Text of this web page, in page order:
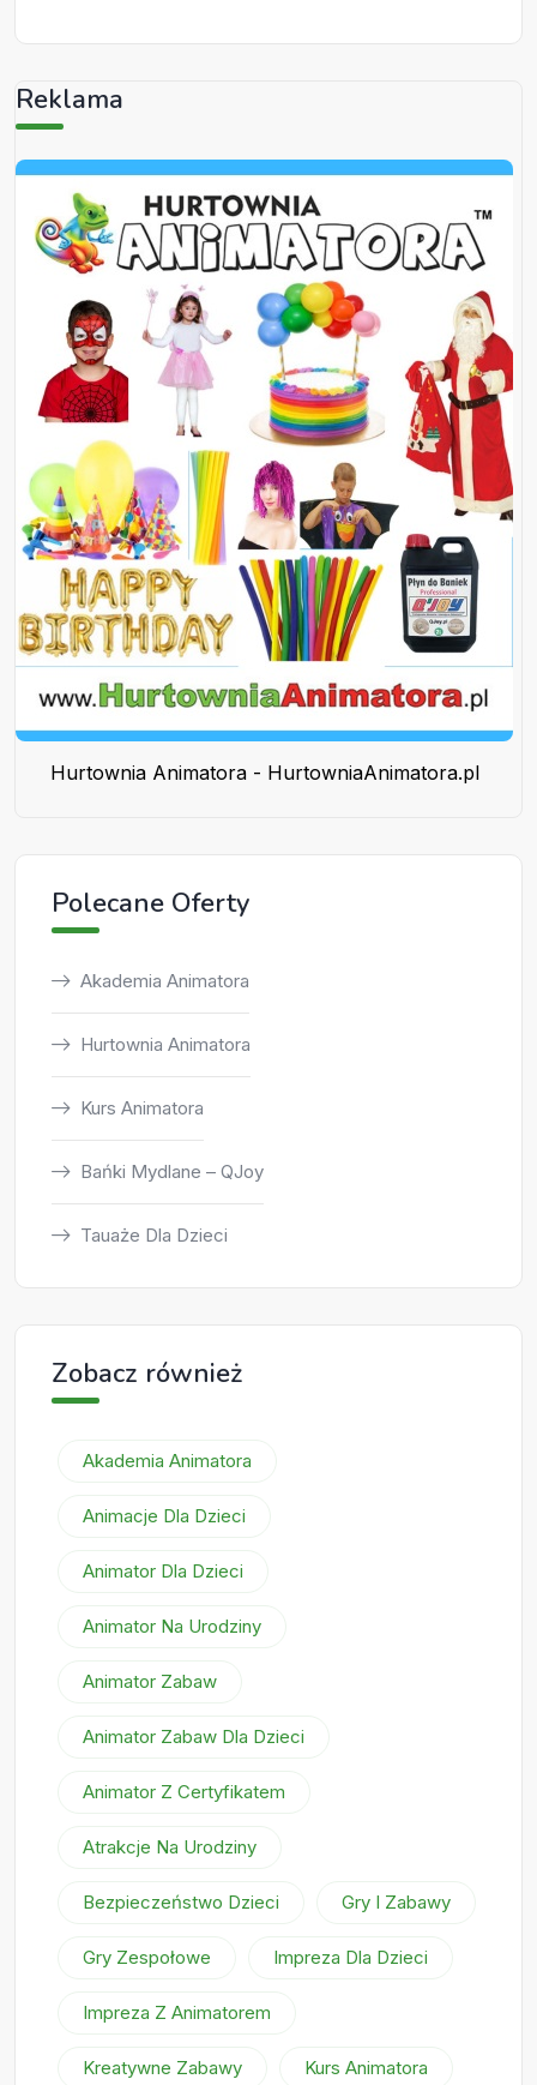
Reklama
Hurtownia Animatora - HurtowniaAnimatora.pl
Polecane Oferty
Akademia Animatora
Hurtownia Animatora
Kurs Animatora
Bańki Mydlane – QJoy
Tauaże Dla Dzieci
Zobacz również
Akademia Animatora
Animacje Dla Dzieci
Animator Dla Dzieci
Animator Na Urodziny
Animator Zabaw
Animator Zabaw Dla Dzieci
Animator Z Certyfikatem
Atrakcje Na Urodziny
Bezpieczeństwo Dzieci Gry I Zabawy
Gry Zespołowe Impreza Dla Dzieci
Impreza Z Animatorem
Kreatywne Zabawy Kurs Animatora